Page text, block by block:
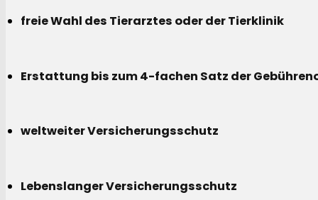
freie Wahl des Tierarztes oder der Tierklinik
Erstattung bis zum 4-fachen Satz der
weltweiter Versicherungsschutz
Lebenslanger Versicherungsschutz